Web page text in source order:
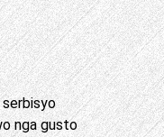
serbisyo
nga gusto